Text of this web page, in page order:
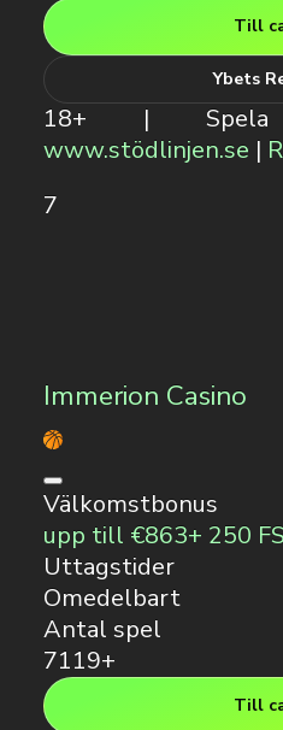
Till
Ybets
18+ | Spela
www.stödlinjen.se |
7
Immerion Casino
Välkomstbonus
upp till €863+ 250 FS
Uttagstider
Omedelbart
Antal spel
7119+
Till